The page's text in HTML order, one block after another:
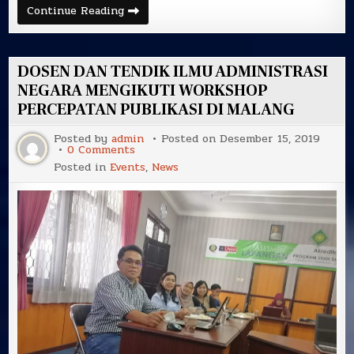
Continue ReadingPISAH
SAMBUT
KOORDINATOR
STUDI
S1
ILMU
ADMINISTRASI
NEGARA
DOSEN DAN TENDIK ILMU ADMINISTRASI
NEGARA MENGIKUTI WORKSHOP
PERCEPATAN PUBLIKASI DI MALANG
Posted byadmin Posted onDesember 15, 2019
0 Commentson
DOSEN
DAN
TENDIK
ILMU
ADMINISTRASI
NEGARA
MENGIKUTI
WORKSHOP
PERCEPATAN
PUBLIKASI
DI
MALANG
Posted inEvents, News